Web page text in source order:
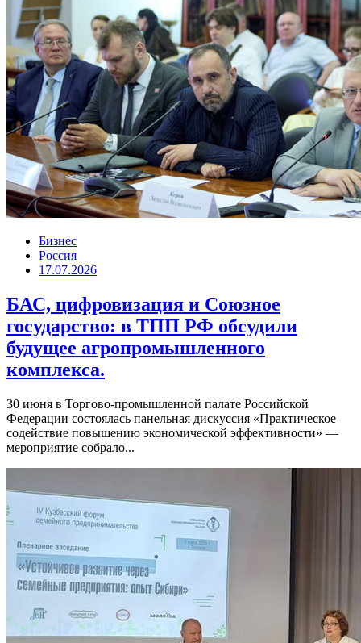
Бизнес
Россия
17.07.2026
БАС, цифровизация и Союзное
государство: в ТПП РФ обсудили
будущее агропромышленного
комплекса.
30 июня в Торгово-промышленной палате Российской
Федерации состоялась панельная дискуссия «Практическое
содействие повышению экономической эффективности» —
мероприятие собрало...